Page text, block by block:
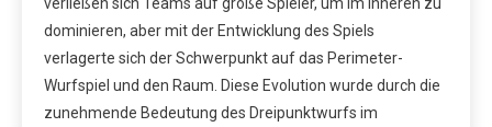
dominieren, aber mit der Entwicklung des Spiels
verlagerte sich der Schwerpunkt auf das Perimeter-
Wurfspiel und den Raum. Diese Evolution wurde durch die
zunehmende Bedeutung des Dreipunktwurfs im